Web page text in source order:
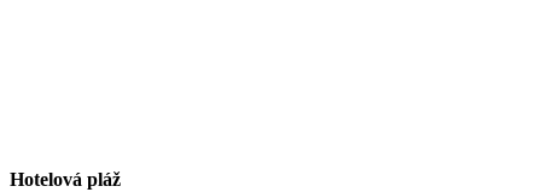
Hotelová pláž